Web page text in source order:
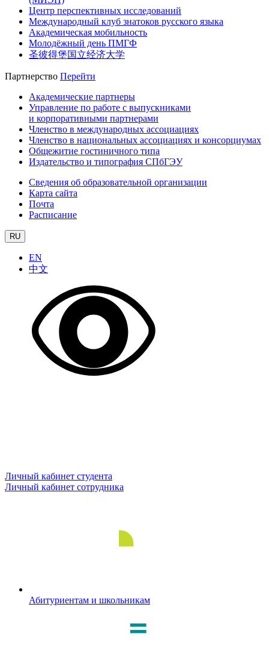
Центр перспективных исследований
Международный клуб знатоков русского языка
Академическая мобильность
Молодёжный день ПМГФ
圣彼得堡国立经济大学
Партнерство Перейти
Академические партнеры
Управление по работе с выпускниками
и корпоративными партнерами
Членство в международных ассоциациях
Членство в национальных ассоциациях и консорциумах
Общежитие гостиничного типа
Издательство и типография СПбГЭУ
Сведения об образовательной организации
Карта сайта
Почта
Расписание
RU
EN
中文
Личный кабинет студента
Личный кабинет сотрудника
Абитуриентам и школьникам